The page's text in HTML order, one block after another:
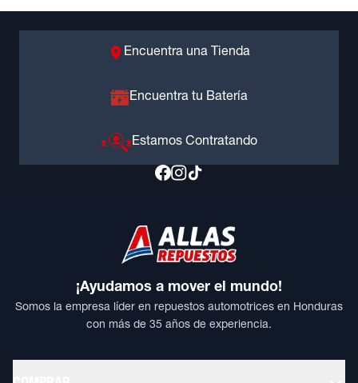
Encuentra una Tienda
Encuentra tu Batería
Estamos Contratando
¡Ayudamos a mover el mundo!
Somos la empresa líder en repuestos automotrices en Honduras
con más de 35 años de experiencia.